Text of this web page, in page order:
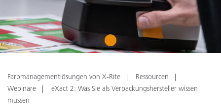
1
Farbmanagementlösungen von X-Rite
Ressourcen
Webinare
eXact 2: Was Sie als Verpackungshersteller wissen
müssen